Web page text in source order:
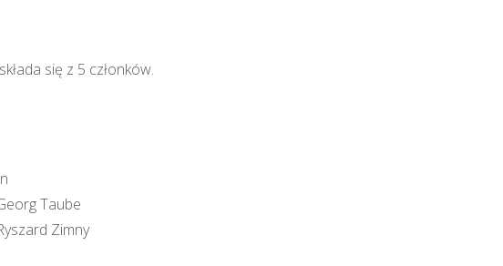
się z 5 członków.
Taube
Zimny